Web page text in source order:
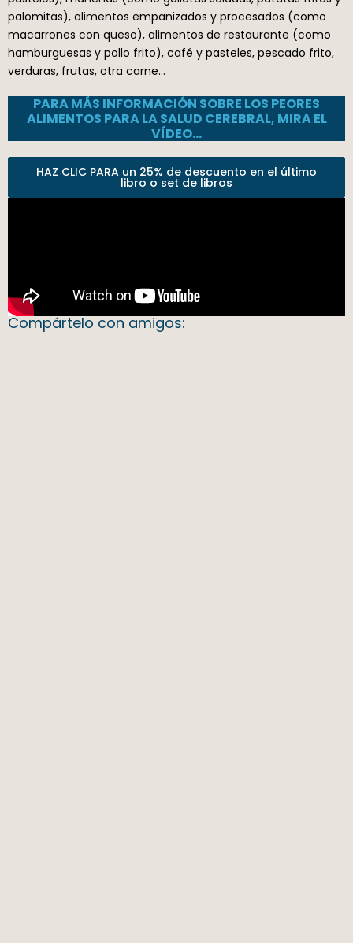
palomitas), alimentos empanizados y procesados (como
macarrones con queso), alimentos de restaurante (como
hamburguesas y pollo frito), café y pasteles, pescado frito,
verduras, frutas, otra carne…
PARA MÁS INFORMACIÓN SOBRE LOS PEORES
ALIMENTOS PARA LA SALUD CEREBRAL, MIRA EL
VÍDEO…
HAZ CLIC PARA un 25% de descuento en el último
libro o set de libros
Compártelo con amigos: